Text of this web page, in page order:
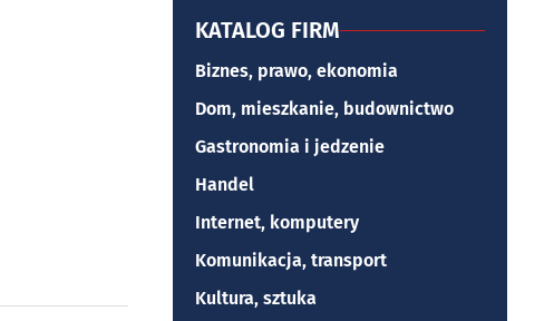
KATALOG FIRM
Biznes, prawo, ekonomia
Dom, mieszkanie, budownictwo
Gastronomia i jedzenie
Handel
Internet, komputery
Komunikacja, transport
Kultura, sztuka